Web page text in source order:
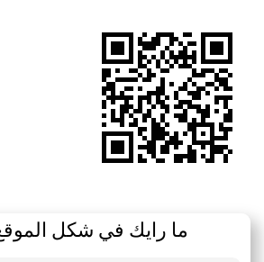
ما رايك في شكل